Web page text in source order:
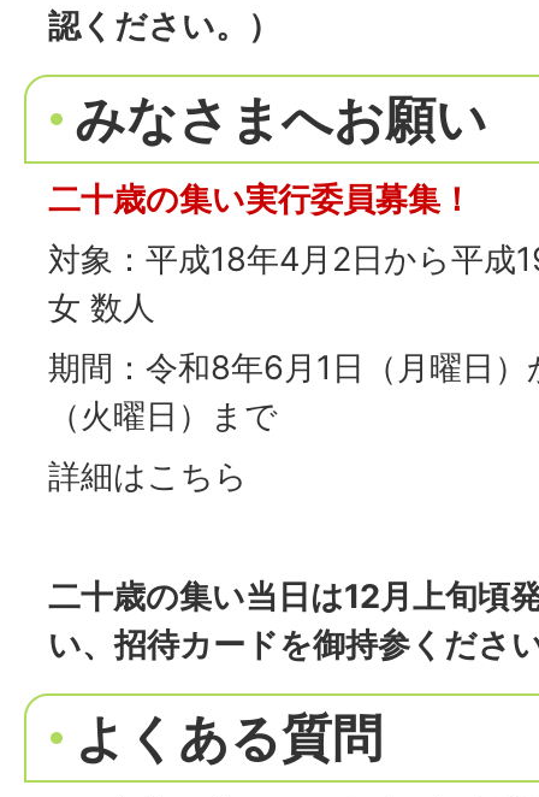
認ください。）
みなさまへお願い
二十歳の集い実行委員募集！
対象：平成18年4月2日から平成
女 数人
期間：令和8年6月1日（月曜日
（火曜日）まで
詳細はこちら
二十歳の集い当日は12月上旬頃
い、招待カードを御持参くださ
よくある質問